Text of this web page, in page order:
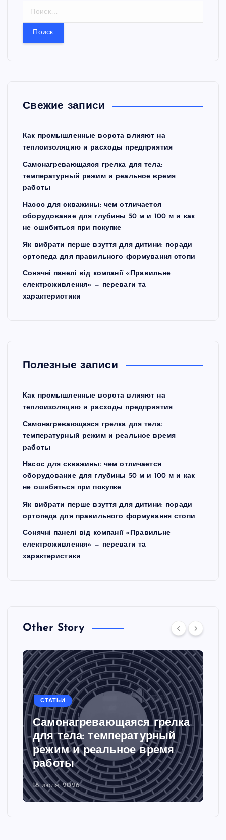
Свежие записи
Как промышленные ворота влияют на
теплоизоляцию и расходы предприятия
Самонагревающаяся грелка для тела:
температурный режим и реальное время
работы
Насос для скважины: чем отличается
оборудование для глубины 50 м и 100 м и как
не ошибиться при покупке
Як вибрати перше взуття для дитини: поради
ортопеда для правильного формування стопи
Сонячні панелі від компанії «Правильне
електроживлення» — переваги та
характеристики
Полезные записи
Как промышленные ворота влияют на
теплоизоляцию и расходы предприятия
Самонагревающаяся грелка для тела:
температурный режим и реальное время
работы
Насос для скважины: чем отличается
оборудование для глубины 50 м и 100 м и как
не ошибиться при покупке
Як вибрати перше взуття для дитини: поради
ортопеда для правильного формування стопи
Сонячні панелі від компанії «Правильне
електроживлення» — переваги та
характеристики
Other Story
СТАТЬИ
Самонагревающаяся грелка
для тела: температурный
режим и реальное время
работы
18 июля, 2026